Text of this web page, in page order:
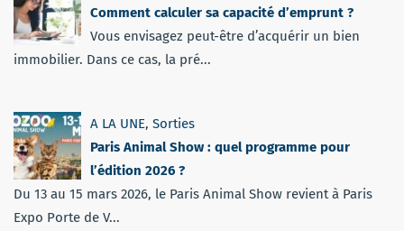
Comment calculer sa capacité d’emprunt ?
Vous envisagez peut-être d’acquérir un bien
immobilier. Dans ce cas, la pré...
A LA UNE, Sorties
Paris Animal Show : quel programme pour
l’édition 2026 ?
Du 13 au 15 mars 2026, le Paris Animal Show revient à Paris
Expo Porte de V...